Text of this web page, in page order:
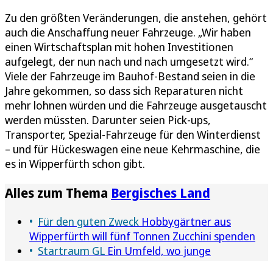
Zu den größten Veränderungen, die anstehen, gehört
auch die Anschaffung neuer Fahrzeuge. „Wir haben
einen Wirtschaftsplan mit hohen Investitionen
aufgelegt, der nun nach und nach umgesetzt wird.“
Viele der Fahrzeuge im Bauhof-Bestand seien in die
Jahre gekommen, so dass sich Reparaturen nicht
mehr lohnen würden und die Fahrzeuge ausgetauscht
werden müssten. Darunter seien Pick-ups,
Transporter, Spezial-Fahrzeuge für den Winterdienst
– und für Hückeswagen eine neue Kehrmaschine, die
es in Wipperfürth schon gibt.
Alles zum Thema Bergisches Land
Für den guten Zweck Hobbygärtner aus
Wipperfürth will fünf Tonnen Zucchini spenden
Startraum GL Ein Umfeld, wo junge